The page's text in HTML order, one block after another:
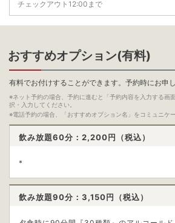
チェックアウト12:00まで
おすすめオプション(有料)
有料でお付けすることができます。予約時にお申
※ネット予約の場合、予約に進むと「予約内容を入力する画
択・入力してください。
※電話予約の場合、「おすすめオプション名」をコミュニケ
飲み放題60分：2,200円（税込）
*
飲み放題90分：3,150円（税込）